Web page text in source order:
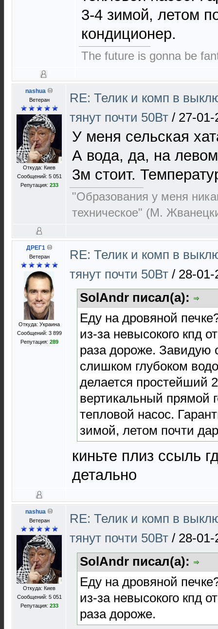
3-4 зимой, летом
кондиционер.
The future is gonna be
nashua
Ветеран
Откуда: Киев
Сообщений: 5 051
Репутация: 233
RE: Телик и комп в
тянут почти 50Вт / 27-01-
У меня сельская
А вода, да, на
3м стоит.
"Образования у меня
техническое" (М.
ДРЕГ1
Bетеран
Откуда: Украина
Сообщений: 3 899
Репутация: 289
RE: Телик и комп в
тянут почти 50Вт / 28-01-
SolAndr писал(а):
Еду на дровяной
из-за невысокого кпд
раза дороже. Завидую
слишком глубоком
делается простейший
вертикальный прямой
тепловой насос.
зимой, летом почти
киньте плиз ссыль
детально
nashua
Ветеран
Откуда: Киев
Сообщений: 5 051
Репутация: 233
RE: Телик и комп в
тянут почти 50Вт / 28-01-
SolAndr писал(а):
Еду на дровяной
из-за невысокого кпд
раза дороже.